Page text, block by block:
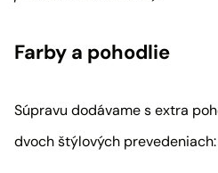
Farby a pohodlie
Súpravu dodávame s extra
dvoch štýlových prevedeniach: